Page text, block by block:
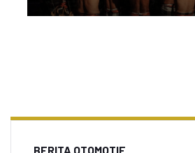
BERITA OTOMOTIF